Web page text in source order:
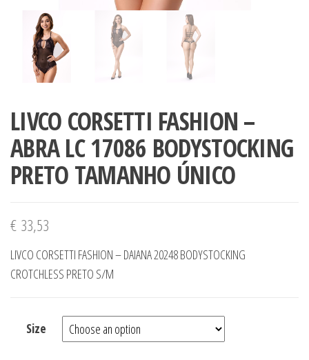
LIVCO CORSETTI FASHION –
ABRA LC 17086 BODYSTOCKING
PRETO TAMANHO ÚNICO
€ 33,53
LIVCO CORSETTI FASHION – DAIANA 20248 BODYSTOCKING
CROTCHLESS PRETO S/M
Size